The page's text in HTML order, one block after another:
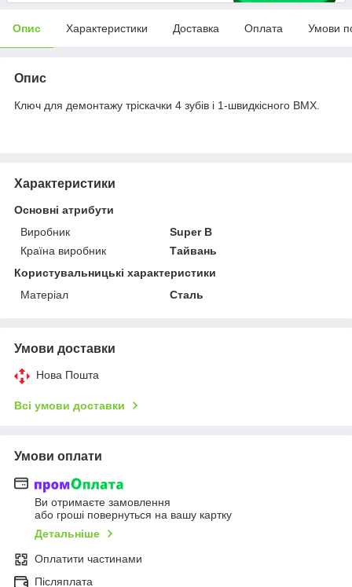
Опис Характеристики Доставка Оплата Умови
Опис
Ключ для демонтажу тріскачки 4 зубів і 1-швидкісного BMX.
Характеристики
Основні атрибути
Виробник
Super B
Країна виробник
Тайвань
Користувальницькі характеристики
Матеріал
Сталь
Умови доставки
Нова Пошта
Всі умови доставки
Умови оплати
Ви отримаєте замовлення
або гроші повернуться на вашу картку
Детальніше
Оплатити частинами
Післяплата